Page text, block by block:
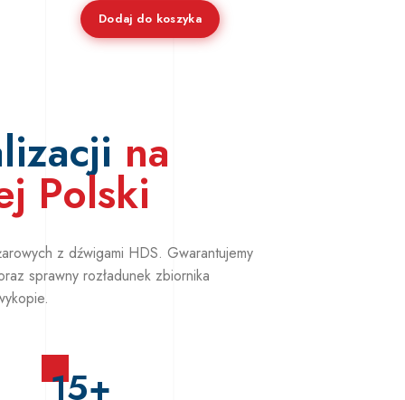
Dodaj do koszyka
na
Polski
z dźwigami HDS. Gwarantujemy
sprawny rozładunek zbiornika
15+